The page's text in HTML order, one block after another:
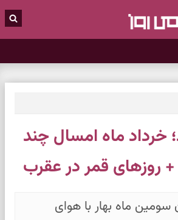
خرداد ماه امسال چند
+ روزهای قمر در عقرب
سومین ماه بهار با هوای